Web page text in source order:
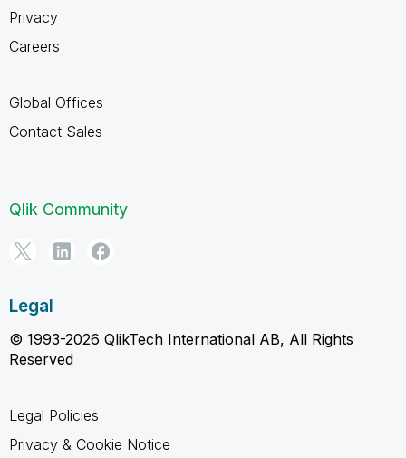
Privacy
Careers
Global Offices
Contact Sales
Qlik Community
Legal
© 1993-2026 QlikTech International AB, All Rights
Reserved
Legal Policies
Privacy & Cookie Notice